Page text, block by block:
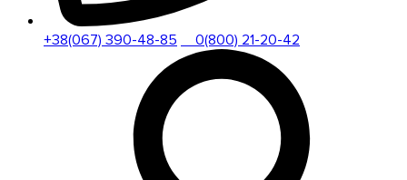
+38(067) 390-48-85 0(800) 21-20-42